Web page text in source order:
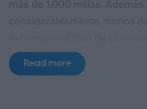
más de 1.000 millas. Además,
sugerir. La empresa ha
oficialmente el SkyNomad
Read more